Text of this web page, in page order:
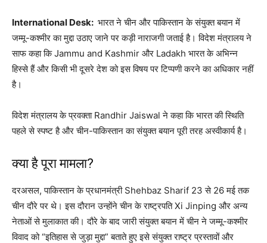
International Desk: भारत ने चीन और पाकिस्तान के संयुक्त बयान में
जम्मू-कश्मीर का मुद्दा उठाए जाने पर कड़ी नाराजगी जताई है। विदेश मंत्रालय ने
साफ कहा किJammu and Kashmir और Ladakh भारत के अभिन्न
हिस्से हैं और किसी भी दूसरे देश को इस विषय पर टिप्पणी करने का अधिकार नहीं
है।
विदेश मंत्रालय के प्रवक्ता Randhir Jaiswal ने कहा कि भारत की स्थिति
पहले से स्पष्ट है और चीन-पाकिस्तान का संयुक्त बयान पूरी तरह अस्वीकार्य है।
क्या है पूरा मामला?
दरअसल, पाकिस्तान के प्रधानमंत्री Shehbaz Sharif 23 से 26 मई तक
चीन दौरे पर थे। इस दौरान उन्होंने चीन के राष्ट्रपतिXi Jinping और अन्य
नेताओं से मुलाकात की। दौरे के बाद जारी संयुक्त बयान में चीन ने जम्मू-कश्मीर
विवाद को “इतिहास से जुड़ा मुद्दा” बताते हुए इसे संयुक्त राष्ट्र प्रस्तावों और